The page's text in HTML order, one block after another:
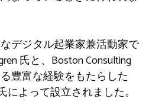
デジタル起業家兼活動家で
氏と、Boston Consulting
豊富な経験をもたらした
によって設立されました。